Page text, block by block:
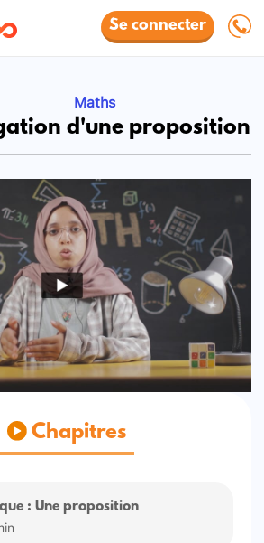
Se connecter
Maths
d'une proposition
Chapitres
: Une proposition